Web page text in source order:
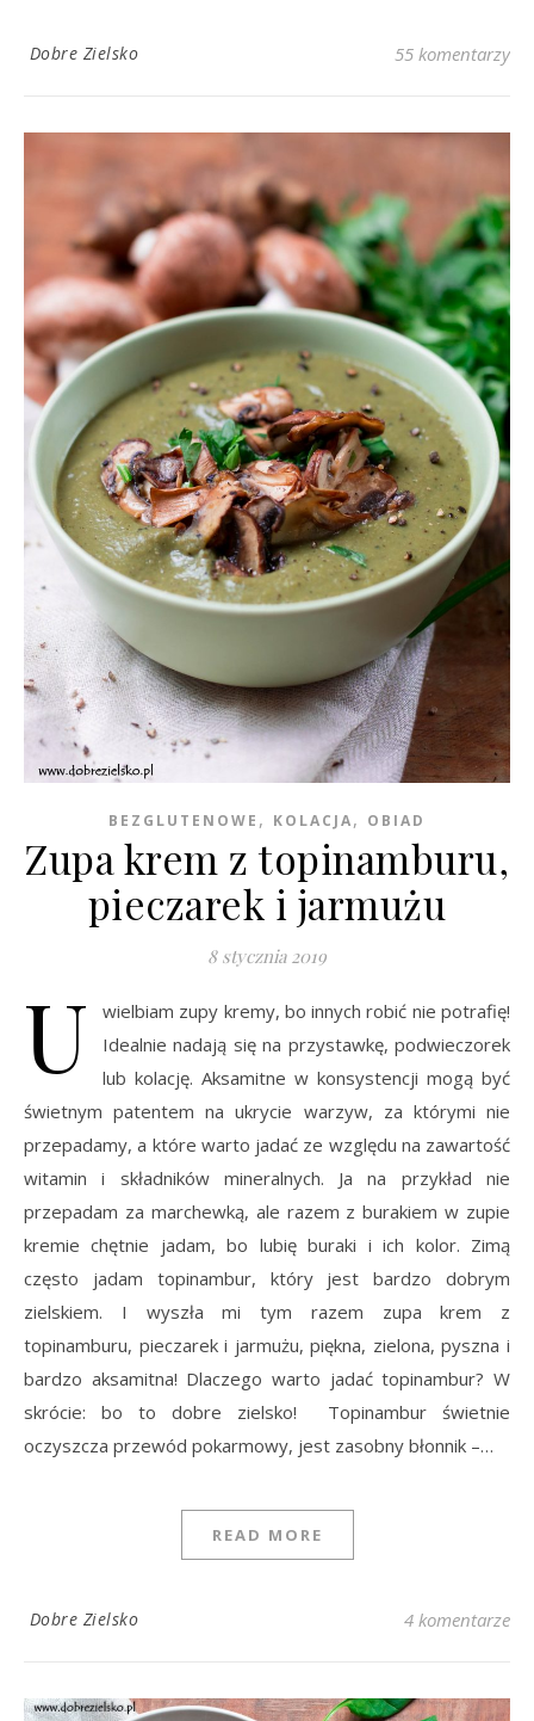
Dobre Zielsko 55 komentarzy
BEZGLUTENOWE , KOLACJA, OBIAD
Zupa krem z topinamburu,
pieczarek i jarmużu
8 stycznia 2019
U
wielbiam zupy kremy, bo innych robić nie potrafię!
Idealnie nadają się na przystawkę, podwieczorek
lub kolację. Aksamitne w konsystencji mogą być
świetnym patentem na ukrycie warzyw, za którymi nie
przepadamy, a które warto jadać ze względu na zawartość
witamin i składników mineralnych. Ja na przykład nie
przepadam za marchewką, ale razem z burakiem w zupie
kremie chętnie jadam, bo lubię buraki i ich kolor. Zimą
często jadam topinambur, który jest bardzo dobrym
zielskiem. I wyszła mi tym razem zupa krem z
topinamburu, pieczarek i jarmużu, piękna, zielona, pyszna i
bardzo aksamitna! Dlaczego warto jadać topinambur? W
skrócie: bo to dobre zielsko! Topinambur świetnie
oczyszcza przewód pokarmowy, jest zasobny błonnik –…
READ MORE
Dobre Zielsko 4 komentarze